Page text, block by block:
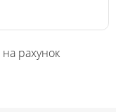
рахунок